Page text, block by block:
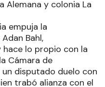
Alemana y colonia La
empuja la
Bahl,
hace lo propio con la
Cámara de
disputado duelo con
trabó alianza con el